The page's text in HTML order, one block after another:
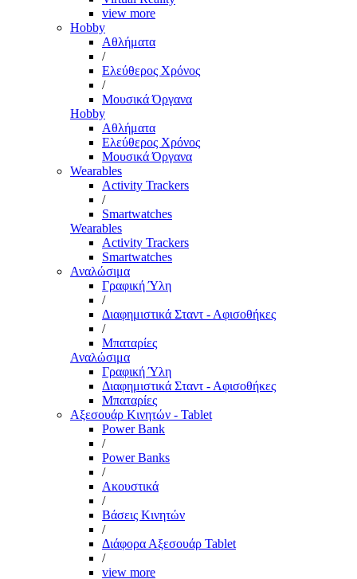
view more
Hobby
Αθλήματα
/
Ελεύθερος Χρόνος
/
Μουσικά Όργανα
Hobby
Αθλήματα
Ελεύθερος Χρόνος
Μουσικά Όργανα
Wearables
Activity Trackers
/
Smartwatches
Wearables
Activity Trackers
Smartwatches
Αναλώσιμα
Γραφική Ύλη
/
Διαφημιστικά Σταντ - Αφισοθήκες
/
Μπαταρίες
Αναλώσιμα
Γραφική Ύλη
Διαφημιστικά Σταντ - Αφισοθήκες
Μπαταρίες
Αξεσουάρ Κινητών - Tablet
Power Bank
/
Power Banks
/
Ακουστικά
/
Βάσεις Κινητών
/
Διάφορα Αξεσουάρ Tablet
/
view more